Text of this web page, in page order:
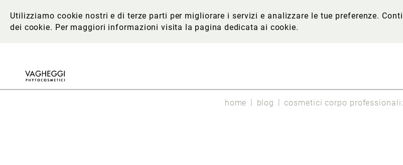
Utilizziamo cookie nostri e di terze parti per migliorare i servizi e analizzare le tue preferenze.
dei cookie. Per maggiori informazionivisita la pagina dedicata ai cookie.
home blog